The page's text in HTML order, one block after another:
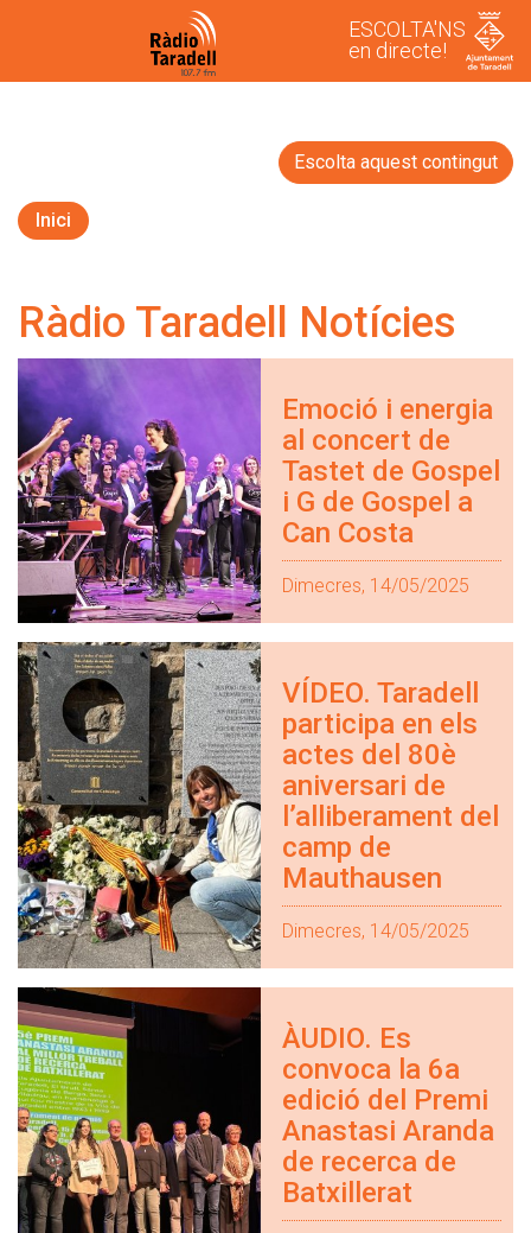
ESCOLTA'NS
en directe!
Escolta aquest contingut
Inici
Ràdio Taradell Notícies
Emoció i energia
al concert de
Tastet de Gospel
i G de Gospel a
Can Costa
Dimecres, 14/05/2025
VÍDEO. Taradell
participa en els
actes del 80è
aniversari de
l’alliberament del
camp de
Mauthausen
Dimecres, 14/05/2025
ÀUDIO. Es
convoca la 6a
edició del Premi
Anastasi Aranda
de recerca de
Batxillerat